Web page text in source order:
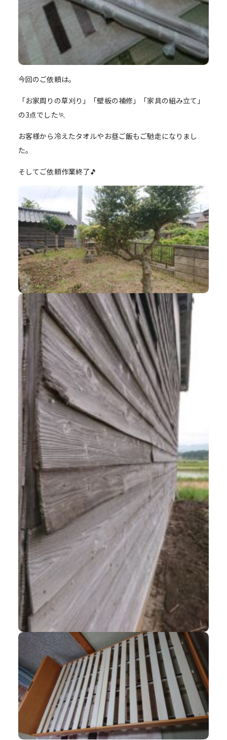
今回のご依頼は。
「お家周りの草刈り」「壁板の補修」「家具の組み立て」
の3点でした🏃
お客様から冷えたタオルやお昼ご飯もご馳走になりまし
た。
そしてご依頼作業終了🎵